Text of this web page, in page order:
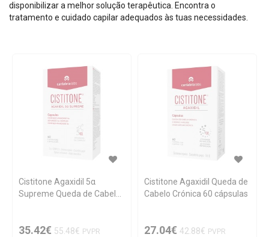
disponibilizar a melhor solução terapêutica. Encontra o
tratamento e cuidado capilar adequados às tuas necessidades.
Cistitone Agaxidil 5α
Supreme Queda de Cabelo
35.42€ 55.48€ PVPR
Cistitone Agaxidil Queda de
Cabelo Crónica 60 cápsulas
27.04€ 42.88€ PVPR